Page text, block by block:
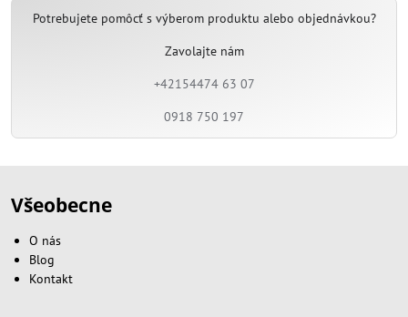
Potrebujete pomôcť s výberom produktu alebo objednávkou?
Zavolajte nám
+42154474 63 07
0918 750 197
Všeobecne
O nás
Blog
Kontakt